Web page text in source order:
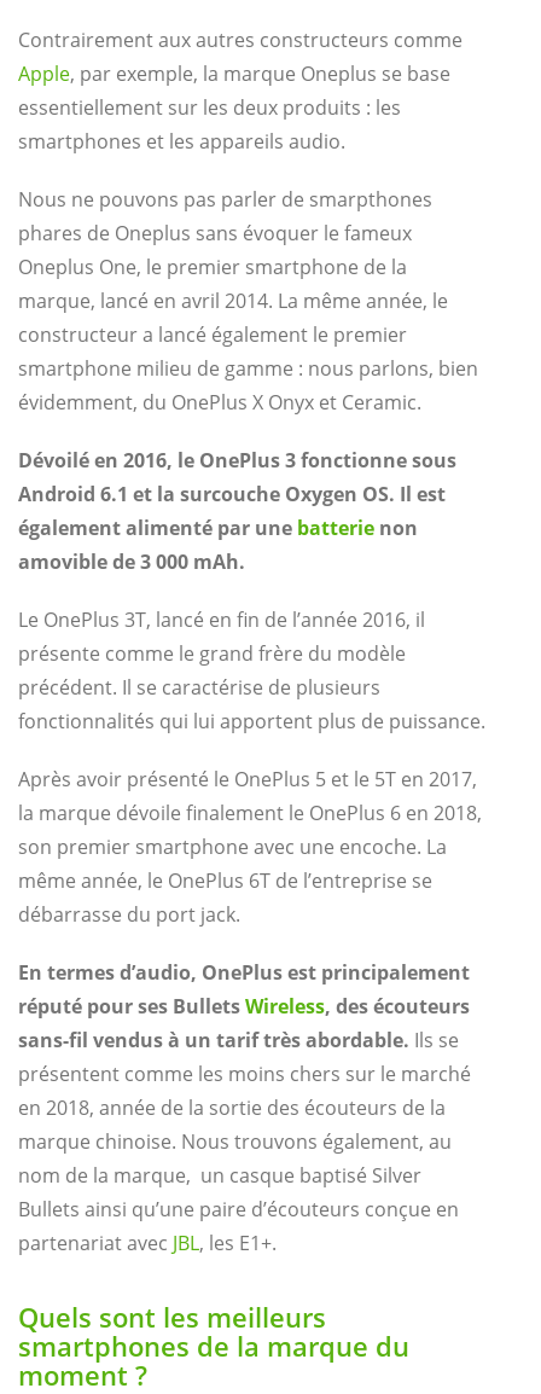
Contrairement aux autres constructeurs comme
Apple, par exemple, la marque Oneplus se base
essentiellement sur les deux produits : les
smartphones et les appareils audio.
Nous ne pouvons pas parler de smarpthones
phares de Oneplus sans évoquer le fameux
Oneplus One, le premier smartphone de la
marque, lancé en avril 2014. La même année, le
constructeur a lancé également le premier
smartphone milieu de gamme : nous parlons, bien
évidemment, du OnePlus X Onyx et Ceramic.
Dévoilé en 2016, le OnePlus 3 fonctionne sous
Android 6.1 et la surcouche Oxygen OS. Il est
également alimenté par une batterie non
amovible de 3 000 mAh.
Le OnePlus 3T, lancé en fin de l’année 2016, il
présente comme le grand frère du modèle
précédent. Il se caractérise de plusieurs
fonctionnalités qui lui apportent plus de puissance.
Après avoir présenté le OnePlus 5 et le 5T en 2017,
la marque dévoile finalement le OnePlus 6 en 2018,
son premier smartphone avec une encoche. La
même année, le OnePlus 6T de l’entreprise se
débarrasse du port jack.
En termes d’audio, OnePlus est principalement
réputé pour ses BulletsWireless, des écouteurs
sans-fil vendus à un tarif très abordable. Ils se
présentent comme les moins chers sur le marché
en 2018, année de la sortie des écouteurs de la
marque chinoise. Nous trouvons également, au
nom de la marque, un casque baptisé Silver
Bullets ainsi qu’une paire d’écouteurs conçue en
partenariat avec JBL, les E1+.
Quels sont les meilleurs
smartphones de la marque du
moment ?